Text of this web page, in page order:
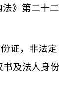
》第二十二
证，非法定
书及法人身份